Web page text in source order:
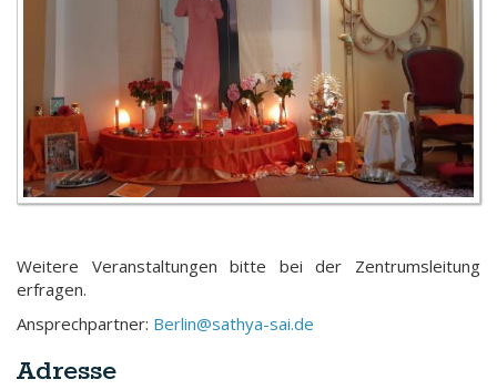
Weitere Veranstaltungen bitte bei der Zentrumsleitung
erfragen.
Ansprechpartner: Berlin@sathya-sai.de
Adresse